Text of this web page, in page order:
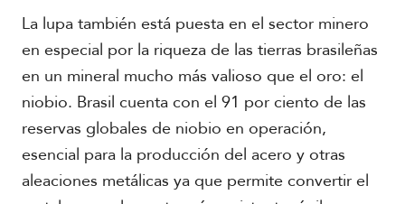
La lupa también está puesta en el sector minero
en especial por la riqueza de las tierras brasileñas
en un mineral mucho más valioso que el oro: el
niobio. Brasil cuenta con el 91 por ciento de las
reservas globales de niobio en operación,
esencial para la producción del acero y otras
aleaciones metálicas ya que permite convertir el